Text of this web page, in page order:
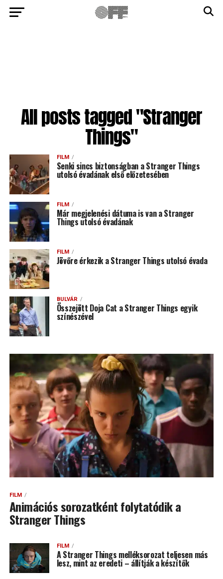
All posts tagged "Stranger
Things"
FILM
Senki sincs biztonságban a Stranger Things
utolsó évadának első előzetesében
FILM
Már megjelenési dátuma is van a Stranger
Things utolsó évadának
FILM
Jövőre érkezik a Stranger Things utolsó évada
BULVÁR
Összejött Doja Cat a Stranger Things egyik
színészével
FILM
Animációs sorozatként folytatódik a
Stranger Things
FILM
A Stranger Things melléksorozat teljesen más
lesz, mint az eredeti – állítják a készítők